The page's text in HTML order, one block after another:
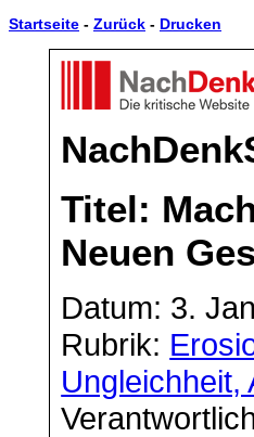
Startseite - Zurück - Drucken
Titel:
Neuen
Datum: 3.
Rubrik:
Ungleichheit,